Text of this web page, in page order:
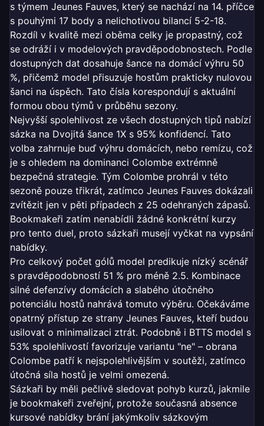
s týmem Jeunes Fauves, který se nachází na 14. příčce
s pouhými 17 body a nelichotivou bilancí 5-2-18.
Rozdíl v kvalitě mezi oběma celky je propastný, což
se odráží i v modelových pravděpodobnostech. Podle
dostupných dat dosahuje šance na domácí výhru 50
%, přičemž model přisuzuje hostům prakticky nulovou
šanci na úspěch. Tato čísla korespondují s aktuální
formou obou týmů v průběhu sezony.
Nejvyšší spolehlivost ze všech dostupných tipů nabízí
sázka na Dvojitá šance 1X s 95% konfidencí. Tato
volba zahrnuje buď výhru domácích, nebo remízu, což
je s ohledem na dominanci Colombe extrémně
bezpečná strategie. Tým Colombe prohrál v této
sezoně pouze třikrát, zatímco Jeunes Fauves dokázali
zvítězit jen v pěti případech z 25 odehraných zápasů.
Bookmakeři zatím nenabídli žádné konkrétní kurzy
pro tento duel, proto sázkaři musejí vyčkat na vypsání
nabídky.
Pro celkový počet gólů model predikuje nízký scénář
s pravděpodobností 51 % pro méně 2.5. Kombinace
silné defenzívy domácích a slabého útočného
potenciálu hostů nahrává tomuto výběru. Očekáváme
opatrný přístup ze strany Jeunes Fauves, kteří budou
usilovat o minimalizaci ztrát. Podobně i BTTS model s
53% spolehlivostí favorizuje variantu "ne" – obrana
Colombe patří k nejspolehlivějším v soutěži, zatímco
útočná síla hostů je velmi omezená.
Sázkaři by měli pečlivě sledovat pohyb kurzů, jakmile
je bookmakeři zveřejní, protože současná absence
kursové nabídky brání jakýmkoliv sázkovým